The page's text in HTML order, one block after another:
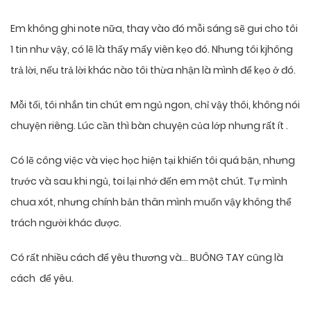
Em không ghi note nữa, thay vào đó mỗi sáng sẽ gưi cho tôi
1 tin như vậy, có lẽ là thấy mấy viên kẹo đó. Nhưng tôi kjhông
trả lời, nếu trả lời khác nào tôi thừa nhận là mình để kẹo ở đó.
Mỗi tối, tôi nhắn tin chút em ngủ ngon, chỉ vậy thôi, không nói
chuyện riêng. Lúc cần thì bàn chuyện của lớp nhưng rất ít .
Có lẽ công việc và viẹc học hiện tại khiến tôi quá bận, nhưng
trước và sau khi ngủ, toi lại nhớ đến em một chút. Tự mình
chua xót, nhưng chính bản thân mình muốn vậy không thể
trách người khác được.
Có rất nhiều cách để yêu thương và… BUÔNG TAY cũng là
cách để yêu.